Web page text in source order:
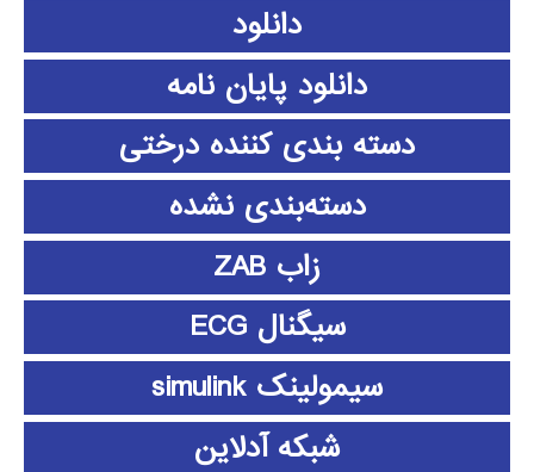
دانلود
دانلود پايان نامه
دسته بندی کننده درختی
دسته‌بندی نشده
زاب ZAB
سیگنال ECG
سیمولینک simulink
شبکه آدلاین